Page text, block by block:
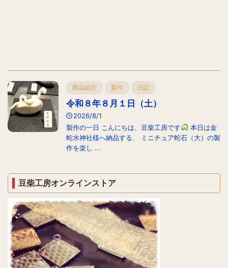
商品紹介 製作 日記
令和８年８月１日（土）
2026/8/1
製作の一日 こんにちは、豆柴工房です
本日は金
蛇水神社様へ納品する、 ミニチュア蛇石（大）の製
作を楽し ...
豆柴工房オンラインストア